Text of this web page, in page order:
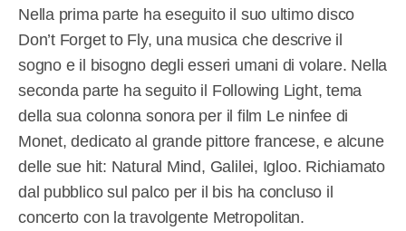
Nella prima parte ha eseguito il suo ultimo disco
Don’t Forget to Fly, una musica che descrive il
sogno e il bisogno degli esseri umani di volare. Nella
seconda parte ha seguito il Following Light, tema
della sua colonna sonora per il film Le ninfee di
Monet, dedicato al grande pittore francese, e alcune
delle sue hit: Natural Mind, Galilei, Igloo. Richiamato
dal pubblico sul palco per il bis ha concluso il
concerto con la travolgente Metropolitan.